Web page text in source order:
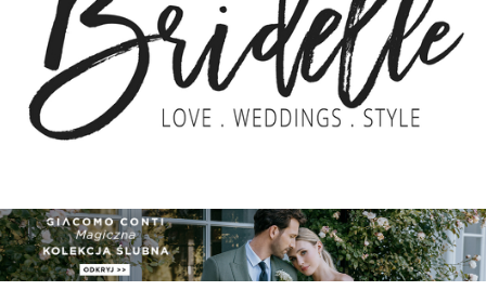
KONTAKT
REKLAMA
ADVERTISING
ZGŁOSZENIA